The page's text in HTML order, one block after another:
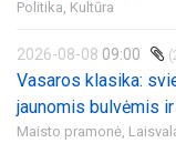
Politika, Kultūra
2026-08-08 09:00
Vasaros klasika:
jaunomis bulvėmis
Maisto pramonė,